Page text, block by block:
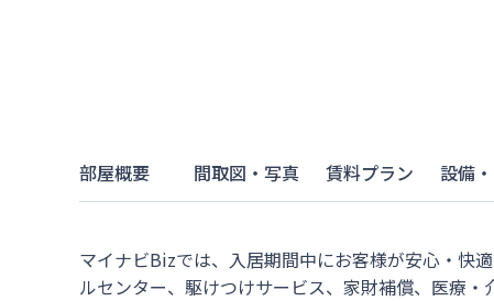
部屋概要 間取図・写真 賃料プラン 設備
マイナビBizでは、入居期間中にお客様が安心・快
ルセンター、駆けつけサービス、家財補償、医療